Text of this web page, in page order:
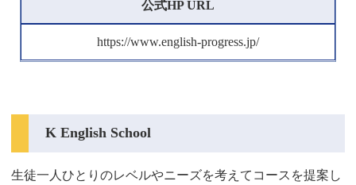
公式HP URL
https://www.english-progress.jp/
K English School
生徒一人ひとりのレベルやニーズを考えてコースを提案し